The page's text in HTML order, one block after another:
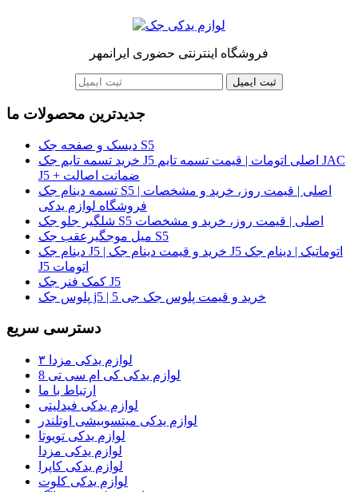
فروشگاه اینترنتی حضوری ایرانمهر
ثبت ایمیل
جدیدترین محصولات ما
دیسک و صفحه جک S5
خرید تسمه تایم جک J5 اصلی اتومات | قیمت تسمه تایم JAC
J5 + ضمانت اصالت
تسمه دینام جک S5 اصلی | قیمت روز، خرید و مشخصات |
فروشگاه لوازم یدکی
شلگیر جلو جک S5 اصلی | قیمت روز، خرید و مشخصات
میل موجگیرعقب جک S5
دینام جک J5 | خرید و قیمت دینام جک J5 اتوماتیک | دینام جک
J5 اتومات
کمک فنر جک J5
پلوس جک j5 | خرید و قیمت پلوس جک جی 5
دسترسی سریع
لوازم یدکی مزدا ۳
لوازم یدکی کی ام سی تی 8
ارتباط با ما
لوازم یدکی فیدلیتی
لوازم یدکی میتسوبیشی اوتلندر
لوازم یدکی تویوتا
لوازم یدکی مزدا
لوازم یدکی کاپرا
لوازم یدکی کلوت